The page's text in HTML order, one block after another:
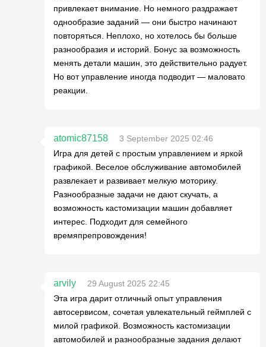
привлекает внимание. Но немного раздражает
однообразие заданий — они быстро начинают
повторяться. Неплохо, но хотелось бы больше
разнообразия и историй. Бонус за возможность
менять детали машин, это действительно радует.
Но вот управление иногда подводит — маловато
реакции.
atomic87158
3 September 2025 02:46
Игра для детей с простым управлением и яркой
графикой. Веселое обслуживание автомобилей
развлекает и развивает мелкую моторику.
Разнообразные задачи не дают скучать, а
возможность кастомизации машин добавляет
интерес. Подходит для семейного
времяпрепровождения!
arvily
29 August 2025 22:45
Эта игра дарит отличный опыт управления
автосервисом, сочетая увлекательный геймплей с
милой графикой. Возможность кастомизации
автомобилей и разнообразные задания делают